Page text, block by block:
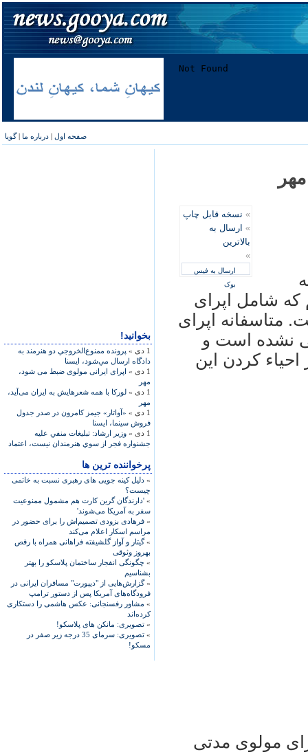
صفحه اول | درباره ما |گویا
بخوانید!
1 دی »
پرونده ممنوع‌الخروجي دو هنرمند به
دادگاه ارسال مي‌شود، ايسنا
1 دی »
اپرای ایرانی مولوی ضبط می شود،
مهر
1 دی »
لورکا با همه شعرهایش به ایران می‌آید،
مهر
1 دی »
«آواتار» جيمز کامرون در صدر جدول
فروش سينما، ايسنا
1 دی »
وزير ارشاد: تبليغات منفي عليه
جشنواره فجر از سوي هنرمندان نيست، اعتماد
پرخواننده ترین ها
» دلیل کینه جویی های رهبری نسبت به خاتمی
چیست؟
» 'دارندگان گرین کارت هم مشمول ممنوعیت
سفر به آمریکا می‌شوند'
» فرهادی بزودی تصمیم‌اش را برای حضور در
مراسم اسکار اعلام می‌کند
»گیتار و آواز گلشیفته فراهانی همراه با رقص
بهروز وثوقی
» چگونگی انفجار ساختمان پلاسکو را بهتر
بشناسیم
»گزارش‌هایی از "دیپورت" مسافران ایرانی در
فرودگاه‌های آمریکا پس از دستور ترامپ
» مشاور رفسنجانی: عکس هاشمی را دستکاری
کرده‌اند
» تصویری: مانکن های پلاسکو!
»
تصویری: سرمای 35 درجه زیر صفر در
مسکو!
» نسخه قابل چاپ
» ارسال به
بالاترین
»
ارسال به فیس
بوک
که شامل اپرای
متاسفانه اپرای
نشده است و
کردن این
مولوی مدتی